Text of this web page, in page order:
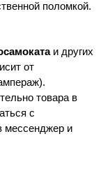
поломкой.
и других
от
товара в
с
мессенджер и